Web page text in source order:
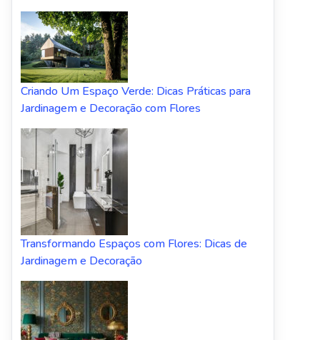
Criando Um Espaço Verde: Dicas Práticas para
Jardinagem e Decoração com Flores
Transformando Espaços com Flores: Dicas de
Jardinagem e Decoração